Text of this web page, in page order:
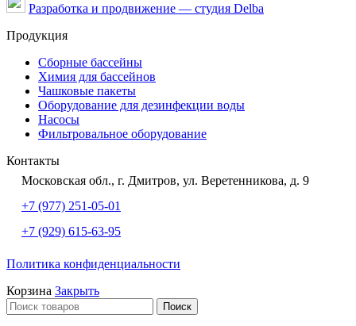
Разработка и продвижение — студия Delba
Продукция
Сборные бассейны
Химия для бассейнов
Чашковые пакеты
Оборудование для дезинфекции воды
Насосы
Фильтровальное оборудование
Контакты
Московская обл., г. Дмитров, ул. Веретенникова, д. 9
+7 (977) 251-05-01
+7 (929) 615-63-95
Политика конфиденциальности
Корзина Закрыть
Поиск